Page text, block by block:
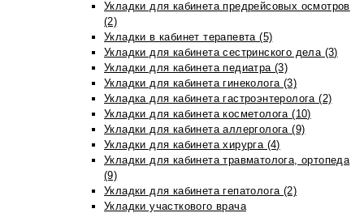
Укладки для кабинета предрейсовых осмотров
(2)
Укладки в кабинет терапевта (5)
Укладки для кабинета сестринского дела (3)
Укладки для кабинета педиатра (3)
Укладки для кабинета гинеколога (3)
Укладка для кабинета гастроэнтеролога (2)
Укладки для кабинета косметолога (10)
Укладки для кабинета аллерголога (9)
Укладки для кабинета хирурга (4)
Укладки для кабинета травматолога, ортопеда
(9)
Укладки для кабинета гепатолога (2)
Укладки участкового врача